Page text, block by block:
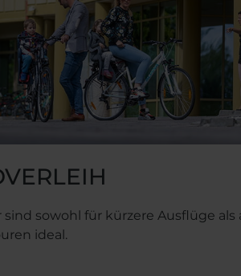
sind sowohl für kürzere Ausflüge als
ideal.